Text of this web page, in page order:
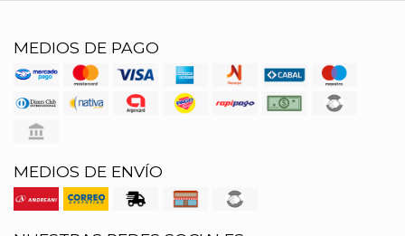
MEDIOS DE PAGO
MEDIOS DE ENVÍO